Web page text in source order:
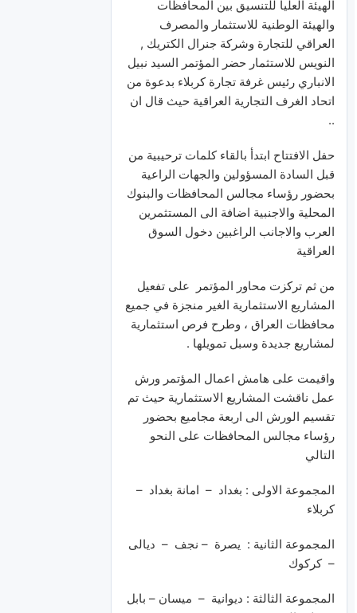
الهيئة العليا للتنسيق بين المحافظات
والهيئة الوطنية للاستثمار والمصرف
العراقي للتجارة وشركة جنرال الكتريك ,
النويس للاستثمار حضر المؤتمر السيد نبيل
الانباري رئيس غرفة تجارة كربلاء بدعوة من
اتحاد الغرف التجارية العراقية حيث قال ان
..
حفل الافتتاح ابتدأ بالقاء كلمات ترحيبية من
قبل السادة المسؤولين والجهات الراعية
بحضور رؤساء مجالس المحافظات والبنوك
المحلية والاجنبية اضافة الى المستثمرين
العرب والاجانب الراغبين دخول السوق
العراقية
من ثم تركزت محاور المؤتمر على تفعيل
المشاريع الاستثمارية الغير منجزة في جميع
محافظات العراق ، وطرح فرص استثمارية
لمشاريع جديدة وسبل تمويلها .
واقيمت على هامش اعمال المؤتمر ورش
عمل ناقشت المشاريع الاستثمارية حيث تم
تقسيم الورش الى اربعة مجاميع بحضور
رؤساء مجالس المحافظات على النحو
التالي
المجموعة الاولى : بغداد – امانة بغداد –
كربلاء
المجموعة الثانية : يصرة – نجف – ديالى
– كركوك
المجموعة الثالثة : ديوانية – ميسان – بابل